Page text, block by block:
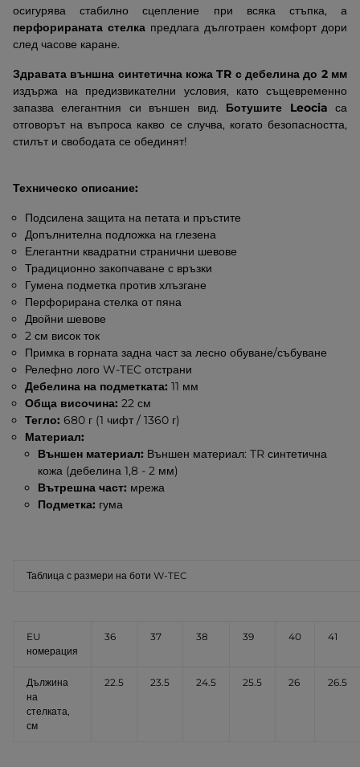
осигурява стабилно сцепление при всяка стъпка, а
перфорираната стелка предлага дълготраен комфорт дори
след часове каране.
Здравата външна синтетична кожа TR с дебелина до 2 мм
издържа на предизвикателни условия, като същевременно
запазва елегантния си външен вид. Ботушите Leocia са
отговорът на въпроса какво се случва, когато безопасността,
стилът и свободата се обединят!
Техническо описание:
Подсилена защита на петата и пръстите
Допълнителна подложка на глезена
Елегантни квадратни странични шевове
Традиционно закопчаване с връзки
Гумена подметка против хлъзгане
Перфорирана стелка от пяна
Двойни шевове
2 см висок ток
Примка в горната задна част за лесно обуване/събуване
Релефно лого W-TEC отстрани
Дебелина на подметката: 11 мм
Обща височина: 22 см
Тегло: 680 г (1 чифт / 1360 г)
Материал:
Външен материал: Външен материал: TR синтетична
кожа (дебелина 1,8 - 2 мм)
Вътрешна част: мрежа
Подметка: гума
Таблица с размери на боти W-TEC
EU
номерация
36 37 38 39 40 41
Дължина
на
стелката,
см
22.5 23.5 24.5 25.5 26 26.5